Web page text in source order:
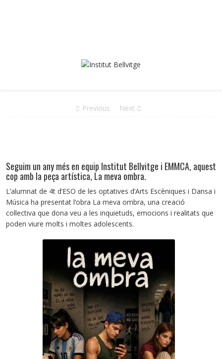
Previous Next
Seguim un any més en equip Institut Bellvitge i EMMCA, aquest
cop amb la peça artística, La meva ombra.
L’alumnat de 4t d’ESO de les optatives d’Arts Escèniques i Dansa i
Música ha presentat l’obra La meva ombra, una creació
col·lectiva que dona veu a les inquietuds, emocions i realitats que
poden viure molts i moltes adolescents.